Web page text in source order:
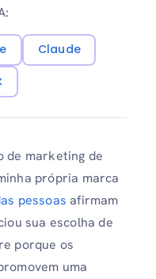
Claude
de marketing de
própria marca
pessoas afirmam
sua escolha de
porque os
uma